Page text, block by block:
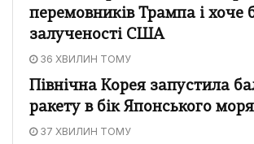
перемовників Трампа і хоче
залученості США
36 ХВИЛИН ТОМУ
Північна Корея запустила
ракету в бік Японського моря
37 ХВИЛИН ТОМУ